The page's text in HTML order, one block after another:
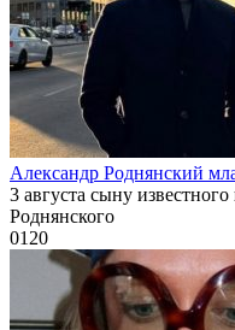
Александр Роднянский
3 августа сыну
Роднянского
0120